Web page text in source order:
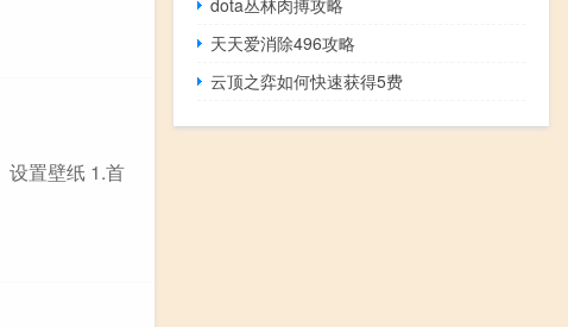
设置壁纸 1.首
dota丛林肉搏攻略
天天爱消除496攻略
云顶之弈如何快速获得5费